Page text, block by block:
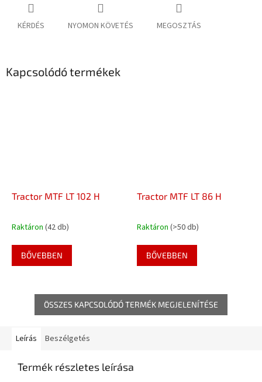
KÉRDÉS NYOMON KÖVETÉS MEGOSZTÁS
Kapcsolódó termékek
Tractor MTF LT 102 H
Raktáron (42 db)
BŐVEBBEN
Tractor MTF LT 86 H
Raktáron (>50 db)
BŐVEBBEN
ÖSSZES KAPCSOLÓDÓ TERMÉK MEGJELENÍTÉSE
Leírás Beszélgetés
Termék részletes leírása